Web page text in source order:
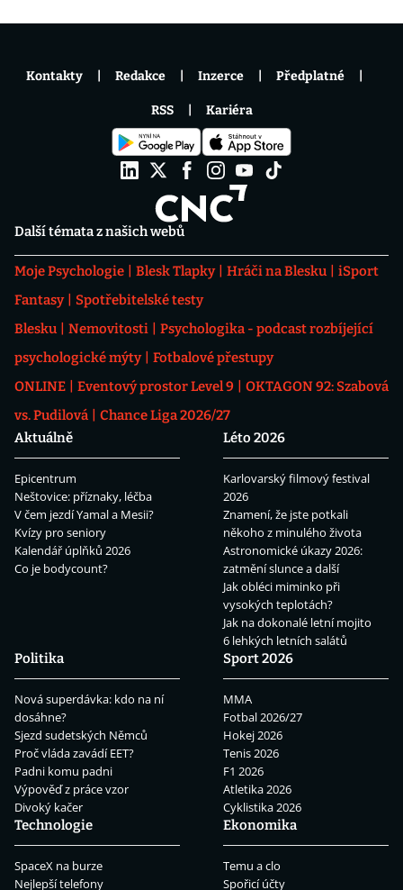
Další témata z našich webů
Moje Psychologie Blesk Tlapky Hráči na Blesku
iSport
Fantasy
Spotřebitelské testy
Blesku
Nemovitosti
Psychologika - podcast rozbíjející
psychologické mýty
Fotbalové přestupy
ONLINE
Eventový prostor Level 9
OKTAGON 92: Szabová
vs. Pudilová
Chance Liga 2026/27
Aktuálně
Epicentrum
Neštovice: příznaky, léčba
V čem jezdí Yamal a Mesii?
Kvízy pro seniory
Kalendář úplňků 2026
Co je bodycount?
Léto 2026
Karlovarský filmový festival
2026
Znamení, že jste potkali
někoho z minulého života
Astronomické úkazy 2026:
zatmění slunce a další
Jak obléci miminko při
vysokých teplotách?
Jak na dokonalé letní mojito
6 lehkých letních salátů
Politika
Nová superdávka: kdo na ní
dosáhne?
Sjezd sudetských Němců
Proč vláda zavádí EET?
Padni komu padni
Výpověď z práce vzor
Divoký kačer
Sport 2026
MMA
Fotbal 2026/27
Hokej 2026
Tenis 2026
F1 2026
Atletika 2026
Cyklistika 2026
Technologie
SpaceX na burze
Nejlepší telefony
Ekonomika
Temu a clo
Spořicí účty
Kontakty Redakce Inzerce Předplatné
RSS Kariéra